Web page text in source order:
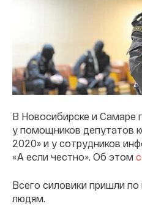
В Новосибирске и Самаре
у помощников депутатов
2020» и у сотрудников
«А если честно». Об этом
Всего силовики пришли
людям.